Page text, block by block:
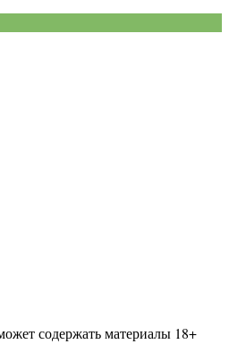
содержать материалы 18+